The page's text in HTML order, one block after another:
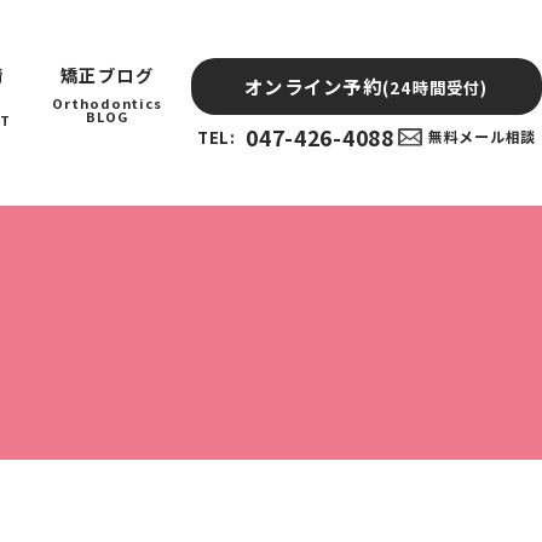
矯正ブログ
Orthodontics
BLOG
オンライン予約(24時間受付)
TEL: 047-426-4088 無料メール相談